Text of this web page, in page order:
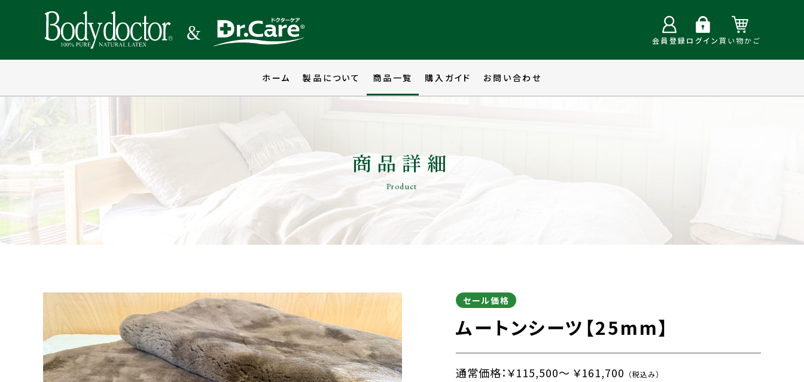
会員登録ログイン 買い物かご
ホーム 製品について 商品一覧 購入ガイド お問い合わせ
商品詳細
Product
セール価格
ムートンシーツ【25mm】
通常価格：￥115,500～ ￥161,700 （税込み）